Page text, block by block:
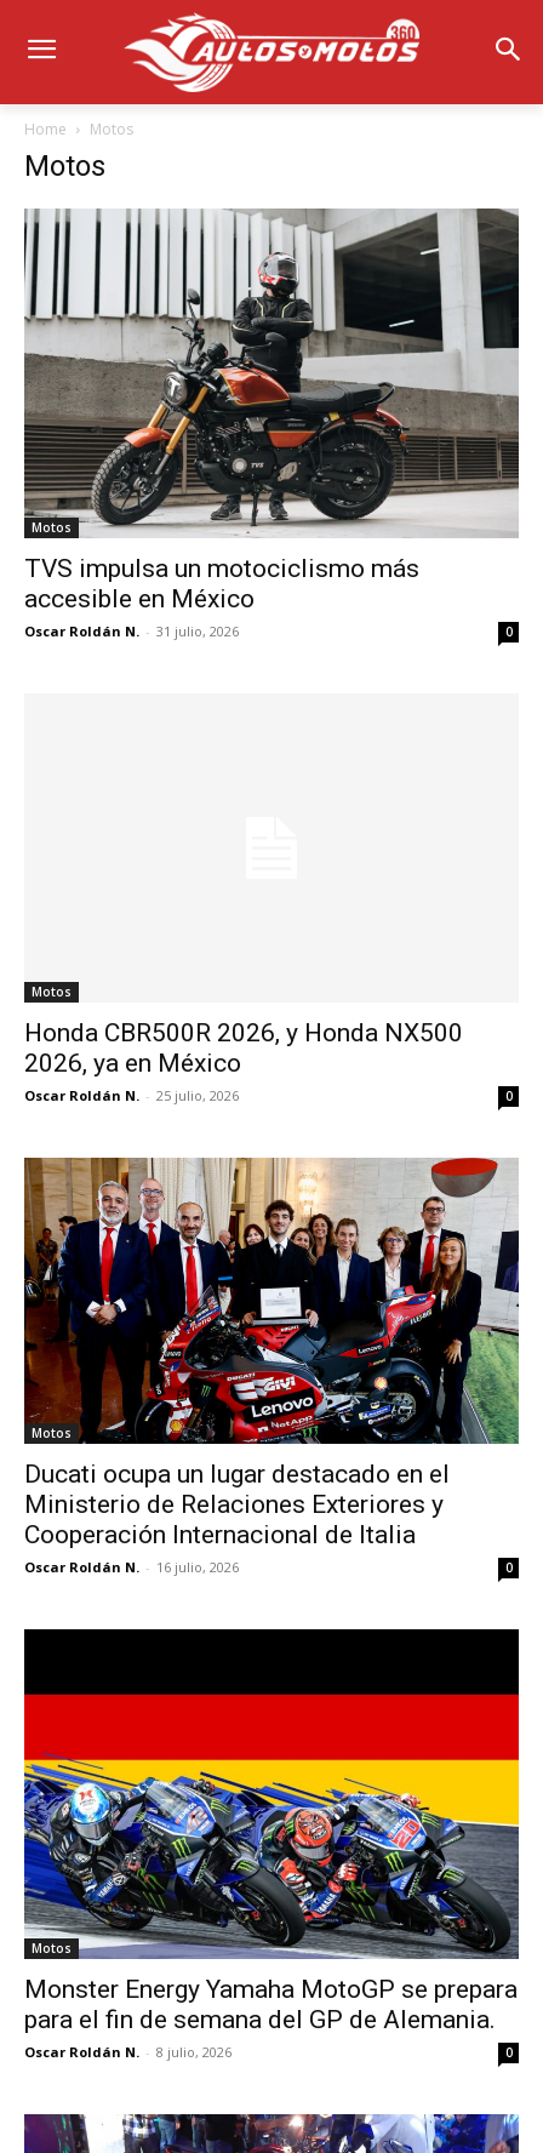
Home Motos
Motos
Motos
TVS impulsa un motociclismo más
accesible en México
Oscar Roldán N. - 31 julio, 2026 0
Motos
Honda CBR500R 2026, y Honda NX500
2026, ya en México
Oscar Roldán N. - 25 julio, 2026 0
Motos
Ducati ocupa un lugar destacado en el
Ministerio de Relaciones Exteriores y
Cooperación Internacional de Italia
Oscar Roldán N. - 16 julio, 2026 0
Motos
Monster Energy Yamaha MotoGP se prepara
para el fin de semana del GP de Alemania.
Oscar Roldán N. - 8 julio, 2026 0